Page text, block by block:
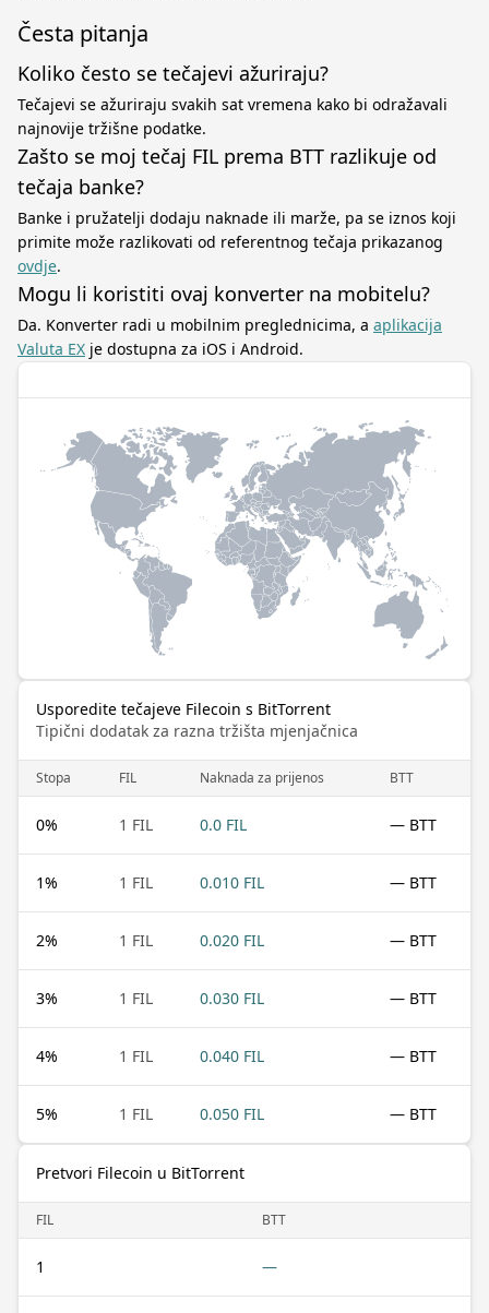
Česta pitanja
Koliko često se tečajevi ažuriraju?
Tečajevi se ažuriraju svakih sat vremena kako bi odražavali
najnovije tržišne podatke.
Zašto se moj tečaj FIL prema BTT razlikuje od
tečaja banke?
Banke i pružatelji dodaju naknade ili marže, pa se iznos koji
primite može razlikovati od referentnog tečaja prikazanog
ovdje.
Mogu li koristiti ovaj konverter na mobitelu?
Da. Konverter radi u mobilnim preglednicima, a aplikacija
Valuta EX je dostupna za iOS i Android.
Usporedite tečajeve Filecoin s BitTorrent
Tipični dodatak za razna tržišta mjenjačnica
Stopa FIL Naknada za prijenos BTT
0% 1 FIL 0.0 FIL — BTT
1% 1 FIL 0.010 FIL — BTT
2% 1 FIL 0.020 FIL — BTT
3% 1 FIL 0.030 FIL — BTT
4% 1 FIL 0.040 FIL — BTT
5% 1 FIL 0.050 FIL — BTT
Pretvori Filecoin u BitTorrent
FIL BTT
1 —